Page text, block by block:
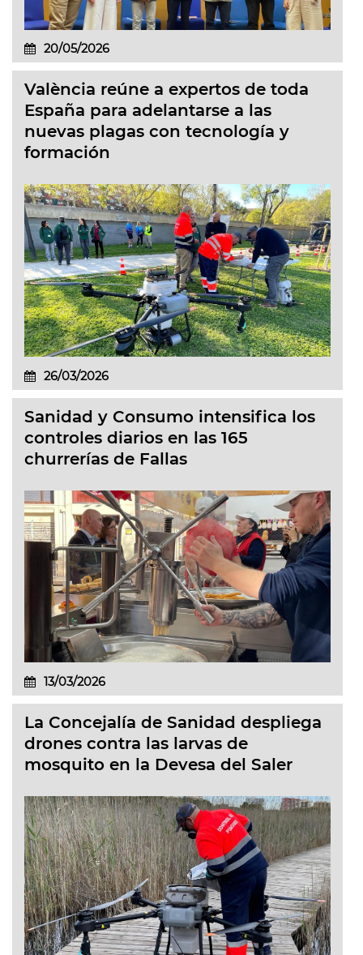
20/05/2026
València reúne a expertos de toda
España para adelantarse a las
nuevas plagas con tecnología y
formación
26/03/2026
Sanidad y Consumo intensifica los
controles diarios en las 165
churrerías de Fallas
13/03/2026
La Concejalía de Sanidad despliega
drones contra las larvas de
mosquito en la Devesa del Saler